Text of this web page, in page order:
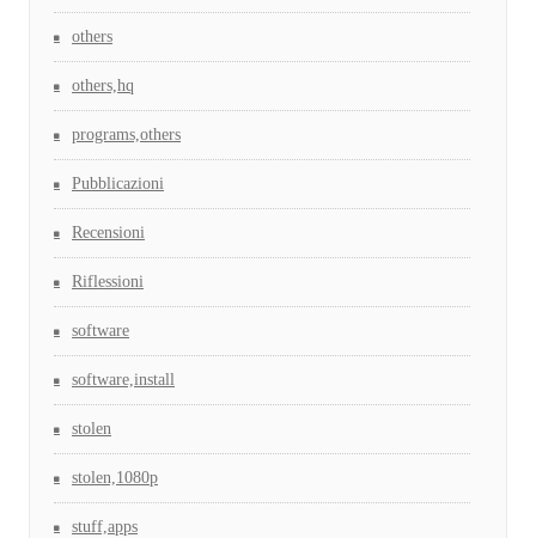
others
others,hq
programs,others
Pubblicazioni
Recensioni
Riflessioni
software
software,install
stolen
stolen,1080p
stuff,apps